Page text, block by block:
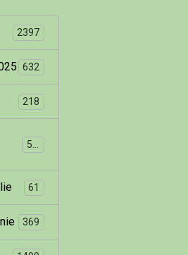
2397
632
218
61
369